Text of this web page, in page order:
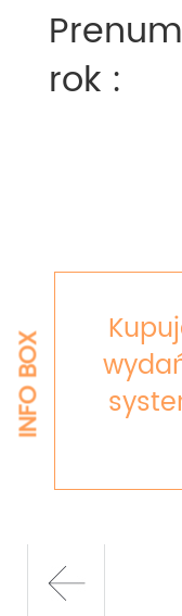
rok :
INFO BOX